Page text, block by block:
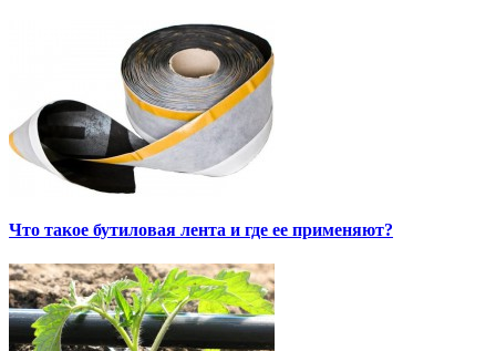
Что такое бутиловая лента и где ее применяют?